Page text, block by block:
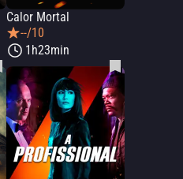
Calor Mortal
--/10
1h23min